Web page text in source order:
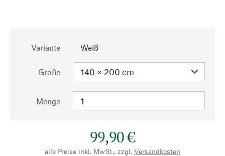
Variante Weiß
Größe
Menge
99,90 €
alle Preise inkl. MwSt., zzgl. Versandkosten